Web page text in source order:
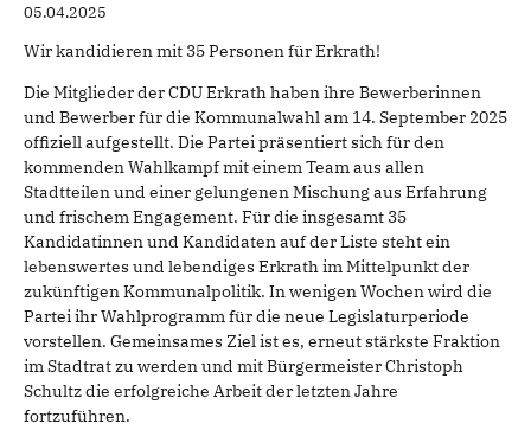
05.04.2025
Wir kandidieren mit 35 Personen für Erkrath!
Die Mitglieder der CDU Erkrath haben ihre Bewerberinnen
und Bewerber für die Kommunalwahl am 14. September 2025
offiziell aufgestellt. Die Partei präsentiert sich für den
kommenden Wahlkampf mit einem Team aus allen
Stadtteilen und einer gelungenen Mischung aus Erfahrung
und frischem Engagement. Für die insgesamt 35
Kandidatinnen und Kandidaten auf der Liste steht ein
lebenswertes und lebendiges Erkrath im Mittelpunkt der
zukünftigen Kommunalpolitik. In wenigen Wochen wird die
Partei ihr Wahlprogramm für die neue Legislaturperiode
vorstellen. Gemeinsames Ziel ist es, erneut stärkste Fraktion
im Stadtrat zu werden und mit Bürgermeister Christoph
Schultz die erfolgreiche Arbeit der letzten Jahre
fortzuführen.